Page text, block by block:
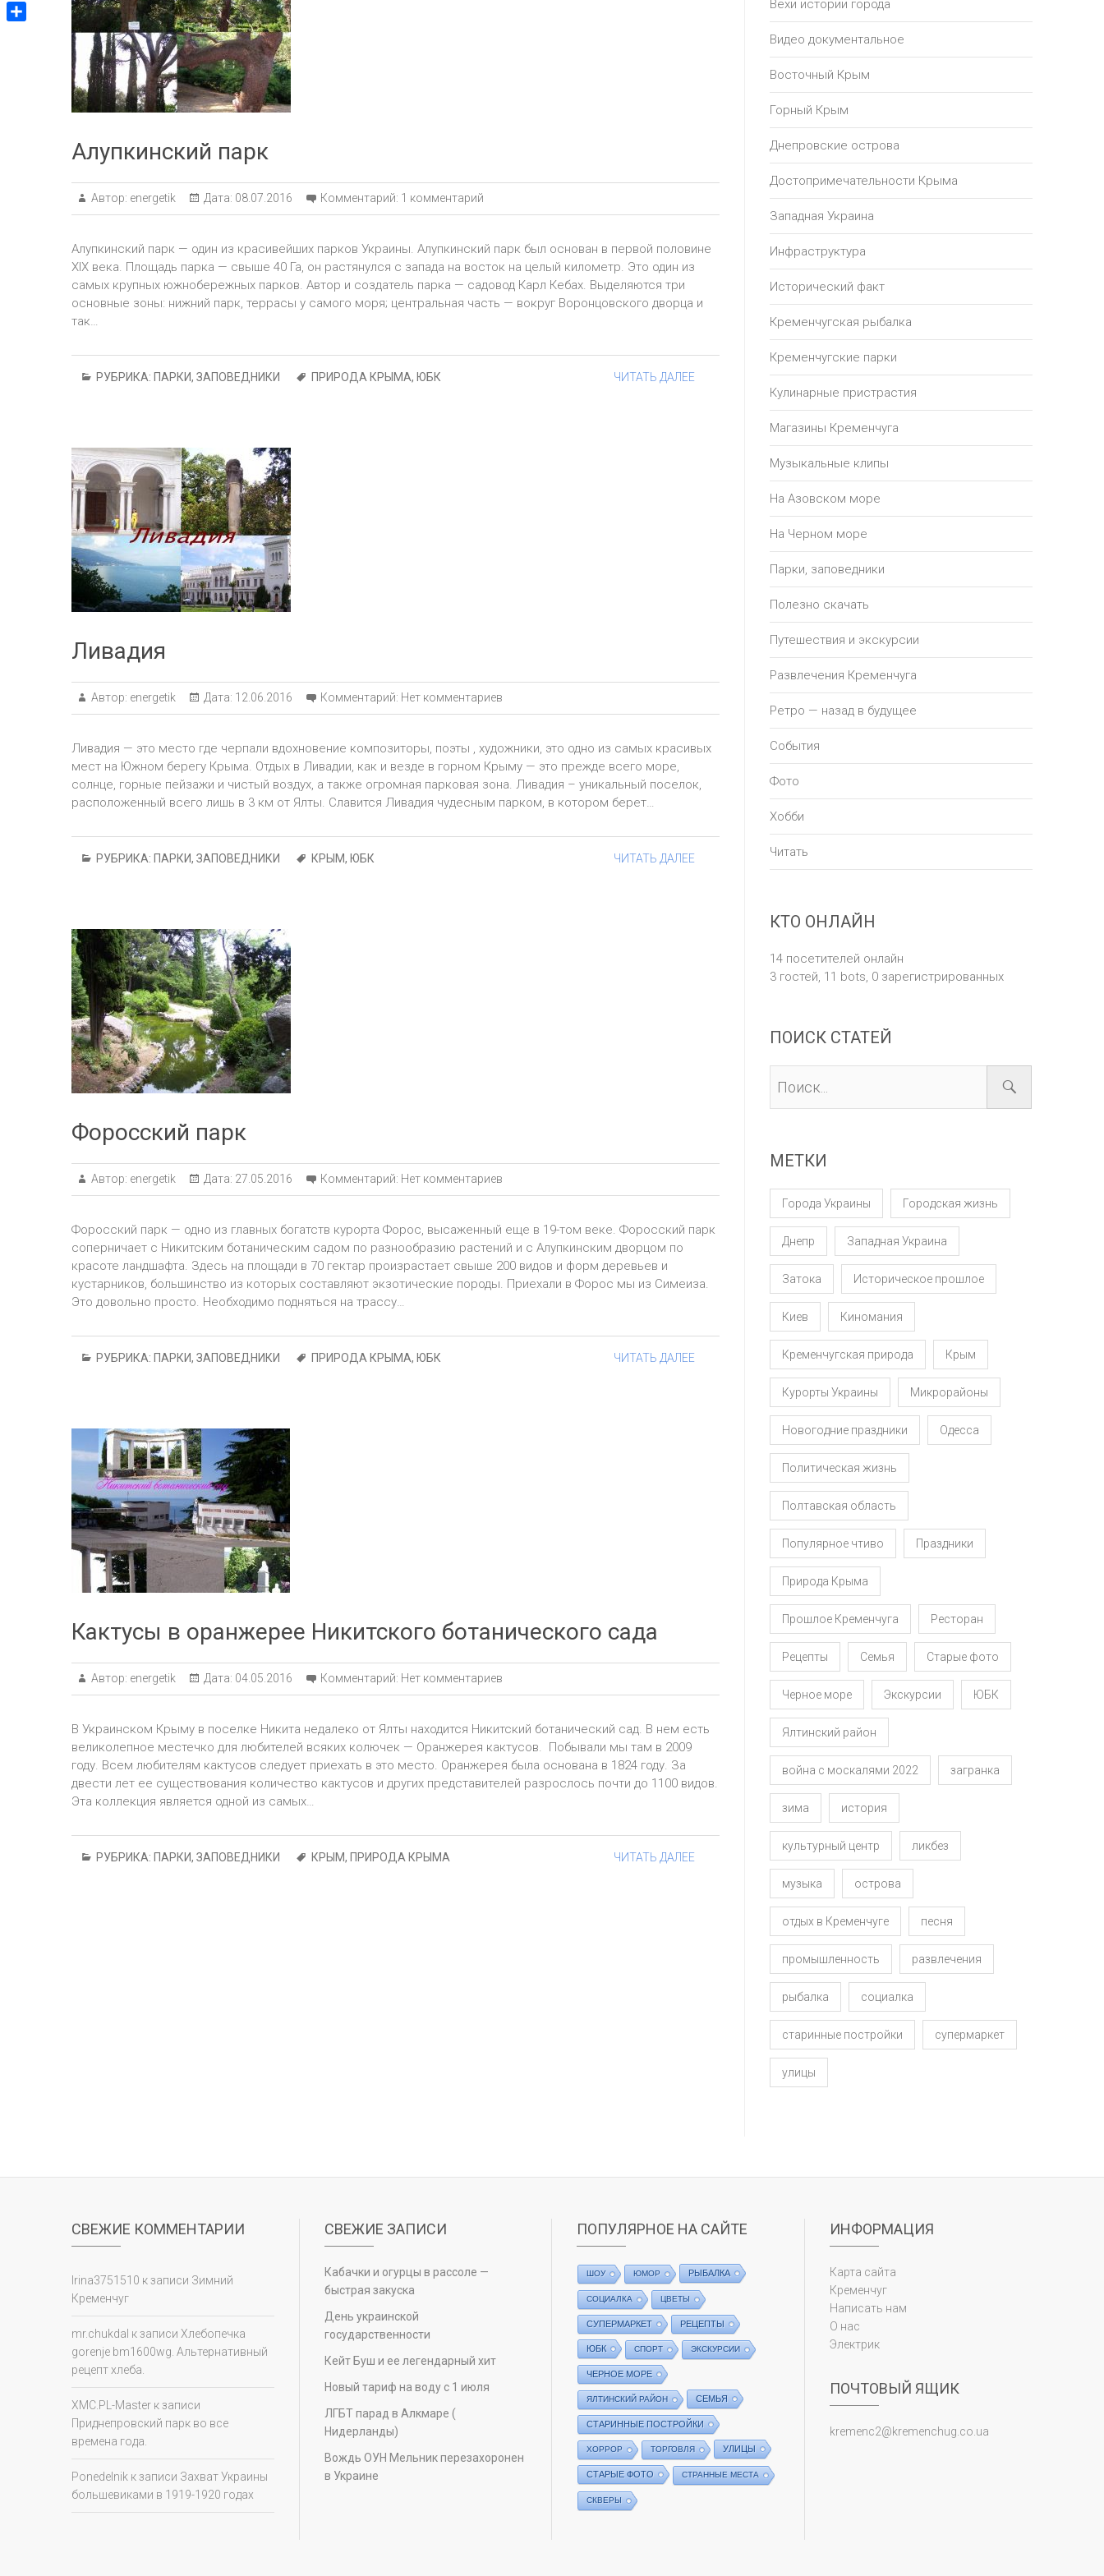
Алупкинский парк
Автор: energetik Дата: 08.07.2016 Комментарий: 1 комментарий
Алупкинский парк — один из красивейших парков Украины. Алупкинский парк был основан в первой половине
XIX века. Площадь парка — свыше 40 Га, он растянулся с запада на восток на целый километр. Это один из
самых крупных южнобережных парков. Автор и создатель парка — садовод Карл Кебах. Выделяются три
основные зоны: нижний парк, террасы у самого моря; центральная часть — вокруг Воронцовского дворца и
так…
РУБРИКА: ПАРКИ, ЗАПОВЕДНИКИ ПРИРОДА КРЫМА, ЮБК ЧИТАТЬ ДАЛЕЕ
Ливадия
Автор: energetik Дата: 12.06.2016 Комментарий: Нет комментариев
Ливадия — это место где черпали вдохновение композиторы, поэты , художники, это одно из самых красивых
мест на Южном берегу Крыма. Отдых в Ливадии, как и везде в горном Крыму — это прежде всего море,
солнце, горные пейзажи и чистый воздух, а также огромная парковая зона. Ливадия – уникальный поселок,
расположенный всего лишь в 3 км от Ялты. Славится Ливадия чудесным парком, в котором берет…
РУБРИКА: ПАРКИ, ЗАПОВЕДНИКИ КРЫМ, ЮБК ЧИТАТЬ ДАЛЕЕ
Форосский парк
Автор: energetik Дата: 27.05.2016 Комментарий: Нет комментариев
Форосский парк — одно из главных богатств курорта Форос, высаженный еще в 19-том веке. Форосский парк
соперничает с Никитским ботаническим садом по разнообразию растений и с Алупкинским дворцом по
красоте ландшафта. Здесь на площади в 70 гектар произрастает свыше 200 видов и форм деревьев и
кустарников, большинство из которых составляют экзотические породы. Приехали в Форос мы из Симеиза.
Это довольно просто. Необходимо подняться на трассу…
РУБРИКА: ПАРКИ, ЗАПОВЕДНИКИ ПРИРОДА КРЫМА, ЮБК ЧИТАТЬ ДАЛЕЕ
Кактусы в оранжерее Никитского ботанического сада
Автор: energetik Дата: 04.05.2016 Комментарий: Нет комментариев
В Украинском Крыму в поселке Никита недалеко от Ялты находится Никитский ботанический сад. В нем есть
великолепное местечко для любителей всяких колючек — Оранжерея кактусов. Побывали мы там в 2009
году. Всем любителям кактусов следует приехать в это место. Оранжерея была основана в 1824 году. За
двести лет ее существования количество кактусов и других представителей разрослось почти до 1100 видов.
Эта коллекция является одной из самых…
РУБРИКА: ПАРКИ, ЗАПОВЕДНИКИ КРЫМ, ПРИРОДА КРЫМА ЧИТАТЬ ДАЛЕЕ
Вехи истории города
Видео документальное
Восточный Крым
Горный Крым
Днепровские острова
Достопримечательности Крыма
Западная Украина
Инфраструктура
Исторический факт
Кременчугская рыбалка
Кременчугские парки
Кулинарные пристрастия
Магазины Кременчуга
Музыкальные клипы
На Азовском море
На Черном море
Парки, заповедники
Полезно скачать
Путешествия и экскурсии
Развлечения Кременчуга
Ретро — назад в будущее
События
Фото
Хобби
Читать
КТО ОНЛАЙН
14 посетителей онлайн
3 гостей, 11 bots, 0 зарегистрированных
ПОИСК СТАТЕЙ
МЕТКИ
Города Украины Городская жизнь
Днепр Западная Украина
Затока Историческое прошлое
Киев Киномания
Кременчугская природа Крым
Курорты Украины Микрорайоны
Новогодние праздники Одесса
Политическая жизнь
Полтавская область
Популярное чтиво Праздники
Природа Крыма
Прошлое Кременчуга Ресторан
Рецепты Семья Старые фото
Черное море Экскурсии ЮБК
Ялтинский район
война с москалями 2022 загранка
зима история
культурный центр ликбез
музыка острова
отдых в Кременчуге песня
промышленность развлечения
рыбалка социалка
старинные постройки супермаркет
улицы
СВЕЖИЕ КОММЕНТАРИИ
Irina3751510 к записи Зимний
Кременчуг
mr.chukdal к записи Хлебопечка
gorenje bm1600wg. Альтернативный
рецепт хлеба.
XMC.PL-Master к записи
Приднепровский парк во все
времена года.
Ponedelnik к записи Захват Украины
большевиками в 1919-1920 годах
СВЕЖИЕ ЗАПИСИ
Кабачки и огурцы в рассоле —
быстрая закуска
День украинской
государственности
Кейт Буш и ее легендарный хит
Новый тариф на воду с 1 июля
ЛГБТ парад в Алкмаре (
Нидерланды)
Вождь ОУН Мельник перезахоронен
в Украине
ПОПУЛЯРНОЕ НА САЙТЕ
ШОУ ЮМОР РЫБАЛКА
СОЦИАЛКА ЦВЕТЫ
СУПЕРМАРКЕТ РЕЦЕПТЫ
ЮБК СПОРТ ЭКСКУРСИИ
ЧЕРНОЕ МОРЕ
ЯЛТИНСКИЙ РАЙОН СЕМЬЯ
СТАРИННЫЕ ПОСТРОЙКИ
ХОРРОР ТОРГОВЛЯ УЛИЦЫ
СТАРЫЕ ФОТО СТРАННЫЕ МЕСТА
СКВЕРЫ
ИНФОРМАЦИЯ
Карта сайта
Кременчуг
Написать нам
О нас
Электрик
ПОЧТОВЫЙ ЯЩИК
kremenc2@kremenchug.co.ua
m
pg
v
V
i